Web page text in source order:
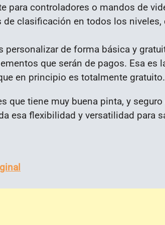
para controladores o mandos de
de clasificación en todos los
personalizar de forma básica y
que serán de pagos. Esa es
en principio es totalmente
que tiene muy buena pinta, y
esa flexibilidad y versatilidad para